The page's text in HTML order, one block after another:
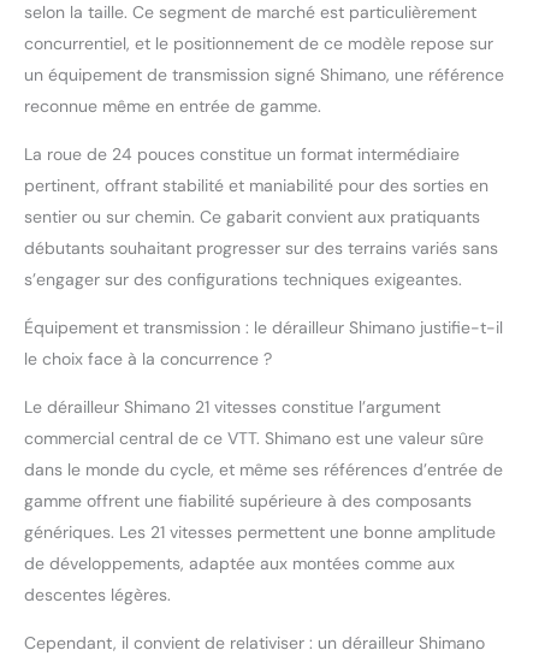
arrivez à destination,
quelle que soit la
météo. En outre, vous
recevrez comme
sacoche de cadre et un
kit d'outils pour une
installation rapide
Design unique : Les
vélos Licorne Bike ne
brillent pas seulement
intrinsèques. Avec leur
design moderne et
qualité supérieure
attirent tous les
regards, quelle que soit
de Licorne Bike, tout le
monde vous voit sur la
route grâce à l’éclairage
réglementation
selon la taille. Ce segment de marché est particulièrement
concurrentiel, et le positionnement de ce modèle repose sur
un équipement de transmission signé Shimano, une référence
reconnue même en entrée de gamme.
La roue de 24 pouces constitue un format intermédiaire
pertinent, offrant stabilité et maniabilité pour des sorties en
sentier ou sur chemin. Ce gabarit convient aux pratiquants
débutants souhaitant progresser sur des terrains variés sans
s’engager sur des configurations techniques exigeantes.
Équipement et transmission : le dérailleur Shimano justifie-t-il
le choix face à la concurrence ?
Le dérailleur Shimano 21 vitesses constitue l’argument
commercial central de ce VTT. Shimano est une valeur sûre
dans le monde du cycle, et même ses références d’entrée de
gamme offrent une fiabilité supérieure à des composants
génériques. Les 21 vitesses permettent une bonne amplitude
de développements, adaptée aux montées comme aux
descentes légères.
Cependant, il convient de relativiser : un dérailleur Shimano